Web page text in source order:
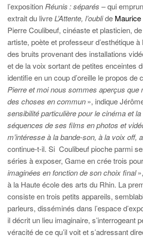
l’exposition Réunis : séparés – qui
extrait du livreL’Attente, l’oublide
Pierre Coulibeuf, cinéaste et plasticien, de
artiste, poète et professeur d’esthétique
des bruits provenant des installations
et de la voix sortant de petites enceintes
identifie en un coup d’oreille le propos de
Pierre et moi nous sommes aperçus
des choses en commun», indique
sensibilité particulière pour le cinéma et
séquences de ses films en photos et
m’intéresse à la bande-son, à la voix off,
continue-t-il. Si Coulibeuf pioche parmi
séries à exposer, Game en crée trois
imaginées en fonction de son choix final
à la Haute école des arts du Rhin. La
consiste en trois petits appareils,
parleurs, disséminés dans l’espace
il décrit un lieu imaginaire, s’interrogeant
véracité de ce qu’il voit et s’adressant